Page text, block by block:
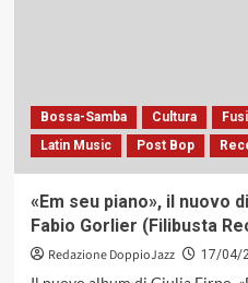
fra
chitarra
e
2025)
Bossa-Samba Cultura
Latin Music
Post Bop
«Em seu piano», il nuovo
Fabio Gorlier (Filibusta
Redazione DoppioJazz 17/04/